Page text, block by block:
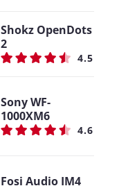
Shokz OpenDots
2
4.5
Sony WF-
1000XM6
4.6
Fosi Audio IM4